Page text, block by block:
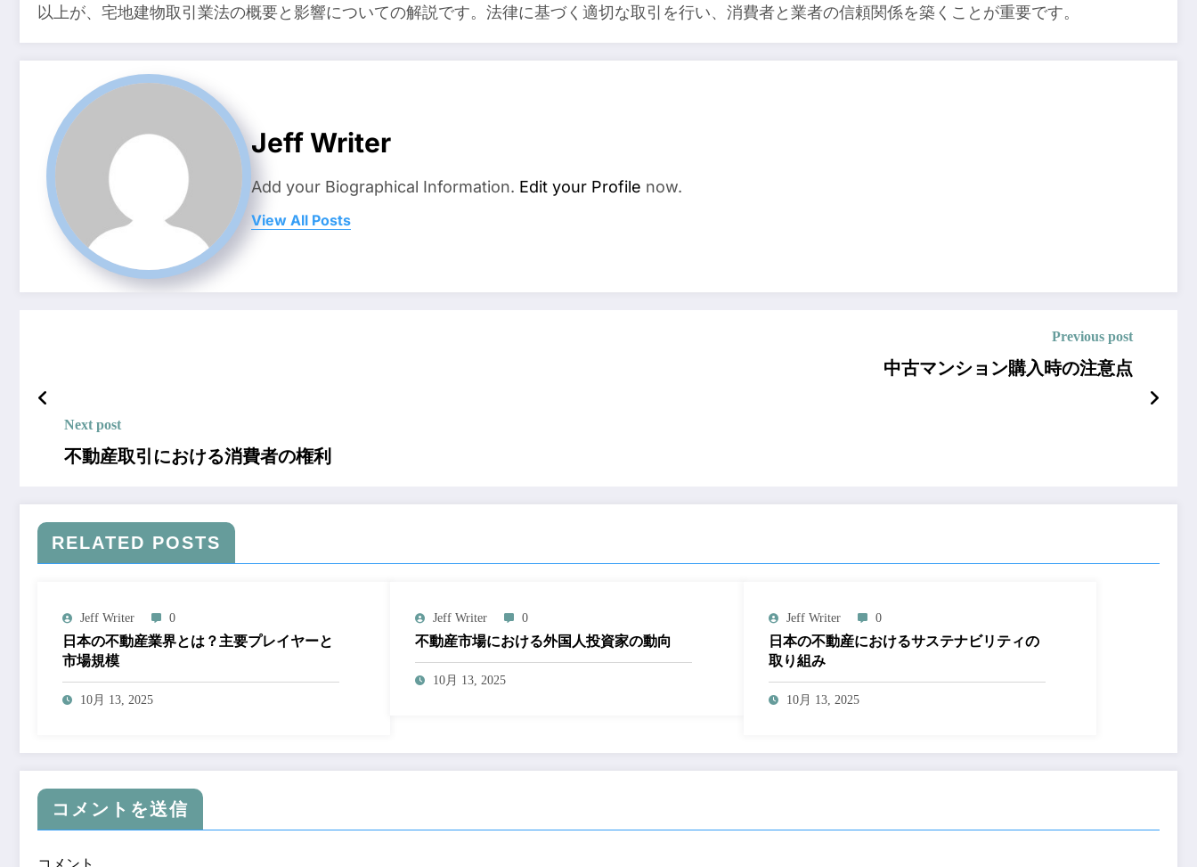
以上が、宅地建物取引業法の概要と影響についての解説です。法律に基づく適切な取引を行い、消費者と業者の信頼関係を築くことが重要です。
Jeff Writer
Add your Biographical Information. Edit your Profile now.
View All Posts
Previous post
中古マンション購入時の注意点
Next post
不動産取引における消費者の権利
RELATED POSTS
Jeff Writer 0
日本の不動産業界とは？主要プレイヤーと
市場規模
10月 13, 2025
Jeff Writer 0
不動産市場における外国人投資家の動向
10月 13, 2025
Jeff Writer 0
日本の不動産におけるサステナビリティの
取り組み
10月 13, 2025
コメントを送信